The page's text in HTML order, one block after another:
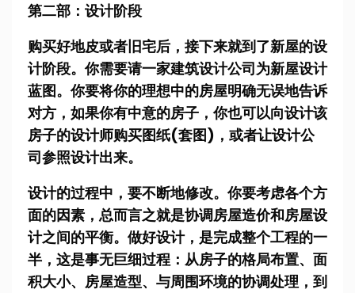
第二部：设计阶段
购买好地皮或者旧宅后，接下来就到了新屋的设
计阶段。你需要请一家建筑设计公司为新屋设计
蓝图。你要将你的理想中的房屋明确无误地告诉
对方，如果你有中意的房子，你也可以向设计该
房子的设计师购买图纸(套图)，或者让设计公
司参照设计出来。
设计的过程中，要不断地修改。你要考虑各个方
面的因素，总而言之就是协调房屋造价和房屋设
计之间的平衡。做好设计，是完成整个工程的一
半，这是事无巨细过程：从房子的格局布置、面
积大小、房屋造型、与周围环境的协调处理，到